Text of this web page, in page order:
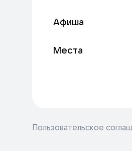
Афиша
Места
Пользовательское